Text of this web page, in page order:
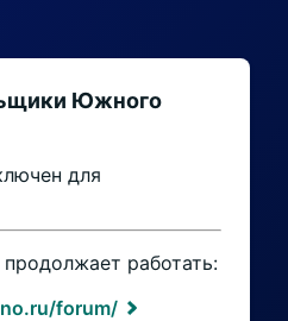
Южного
для
работать:
forum/